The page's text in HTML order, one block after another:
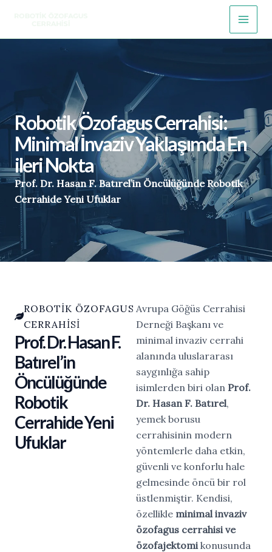
Main
Robotik Özofagus Cerrahisi:
Minimal İnvaziv Yaklaşımda En
ileri Nokta
Prof. Dr. Hasan F. Batırel’in Öncülüğünde Robotik
Cerrahide Yeni Ufuklar
ROBOTIK ÖZOFAGUS
CERRAHISI
Prof. Dr. Hasan F.
Batırel’in
Öncülüğünde
Robotik
Cerrahide Yeni
Ufuklar
Avrupa Göğüs Cerrahisi
Derneği Başkanı ve
minimal invaziv cerrahi
alanında uluslararası
saygınlığa sahip
isimlerden biri olan Prof.
Dr. Hasan F. Batırel,
yemek borusu
cerrahisinin modern
yöntemlerle daha etkin,
güvenli ve konforlu hale
gelmesinde öncü bir rol
üstlenmiştir. Kendisi,
özellikle minimal invaziv
özofagus cerrahisi ve
özofajektomi konusunda